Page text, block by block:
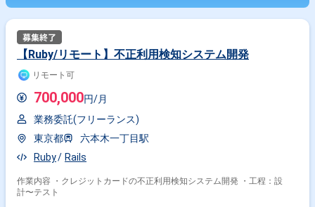
【Ruby/リモート】不正利用検知システム開発
リモート可
700,000円/月
業務委託(フリーランス)
東京都
六本木一丁目駅
Ruby
Rails
作業内容 ・クレジットカードの不正利用検知システム開発 ・工程：設
計〜テスト